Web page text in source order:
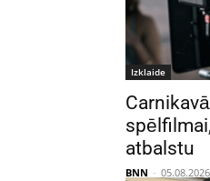
Izklaide
atbalstu
BNN -